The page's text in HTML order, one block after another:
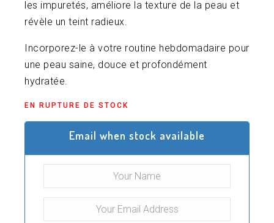
les impuretés, améliore la texture de la peau et
révèle un teint radieux.
Incorporez-le à votre routine hebdomadaire pour
une peau saine, douce et profondément
hydratée.
EN RUPTURE DE STOCK
Email when stock available